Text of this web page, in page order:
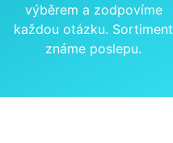
výběrem a zodpovíme
každou otázku. Sortiment
známe poslepu.